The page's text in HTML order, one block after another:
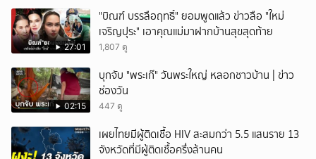
27:01
"บิณฑ์ บรรลือฤทธิ์" ยอมพูดแล้ว ข่าวลือ "ใหม่
เจริญปุระ" เอาคุณแม่มาฝากบ้านสุขสุดท้าย
1,807 ดู
02:15
บุกจับ "พระเก๊" วันพระใหญ่ หลอกชาวบ้าน | ข่าว
ช่องวัน
447 ดู
เผยไทยมีผู้ติดเชื้อ HIV สะสมกว่า 5.5 แสนราย 13
จังหวัดที่มีผู้ติดเชื้อครึ่งล้านคน